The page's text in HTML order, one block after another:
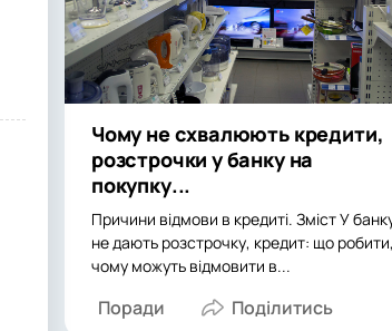
Чому не схвалюють кредити,
розстрочки у банку на
покупку...
Причини відмови в кредиті. Зміст У
не дають розстрочку, кредит: що робити,
чому можуть відмовити в...
Поради